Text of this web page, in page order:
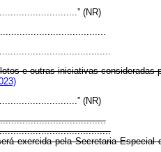
(NR)
e outras iniciativas
(NR)
exercida pela Secretaria